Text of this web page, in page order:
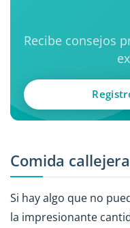
Recibe consejos
Comida
Si hay algo que no
la impresionante